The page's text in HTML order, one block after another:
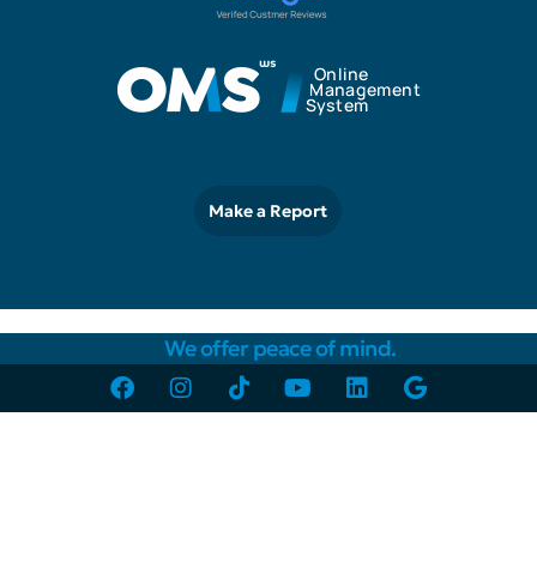
Make a Report
We offer peace of mind.